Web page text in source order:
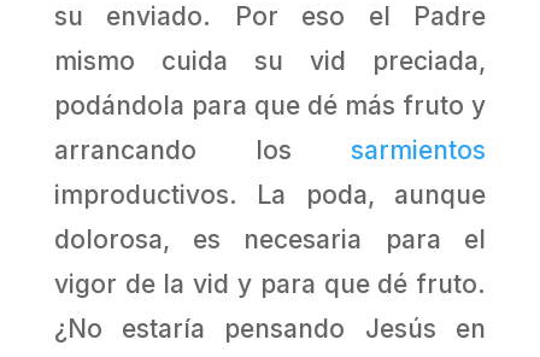
su enviado. Por eso el Padre
mismo cuida su vid preciada,
podándola para que dé más fruto y
arrancando los sarmientos
improductivos. La poda, aunque
dolorosa, es necesaria para el
vigor de la vid y para que dé fruto.
¿No estaría pensando Jesús en